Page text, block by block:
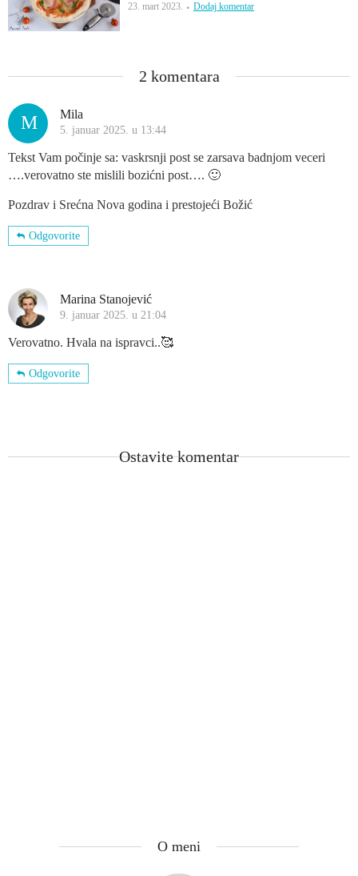
23. mart 2023. Dodaj komentar
2 komentara
M Mila
5. januar 2025. u 13:44
Tekst Vam počinje sa: vaskrsnji post se zarsava badnjom veceri
….verovatno ste mislili bozićni post…. 🙂
Pozdrav i Srećna Nova godina i prestojeći Božić
Odgovorite
Marina Stanojević
9. januar 2025. u 21:04
Verovatno. Hvala na ispravci..🥰
Odgovorite
Ostavite komentar
O meni